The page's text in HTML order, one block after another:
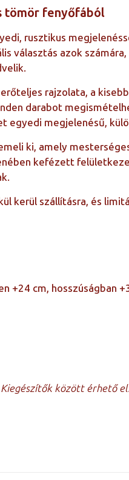
tömör fenyőfából
rusztikus
választás azok
rajzolata, a
darabot
egyedi megjelenésű,
ki, amely
kefézett
kerül szállításra, és
+24 cm, hosszúságban
között érhető